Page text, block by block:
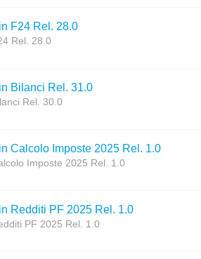
F24 Rel. 28.0
Rel. 28.0
Bilanci Rel. 31.0
Rel. 30.0
Calcolo Imposte 2025 Rel. 1.0
Imposte 2025 Rel. 1.0
Redditi PF 2025 Rel. 1.0
PF 2025 Rel. 1.0